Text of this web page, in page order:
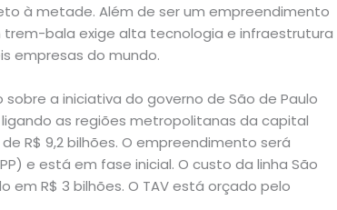
à metade. Além de ser um empreendimento
bala exige alta tecnologia e infraestrutura
empresas do mundo.
a iniciativa do governo de São de Paulo
as regiões metropolitanas da capital
R$ 9,2 bilhões. O empreendimento será
e está em fase inicial. O custo da linha São
R$ 3 bilhões. O TAV está orçado pelo